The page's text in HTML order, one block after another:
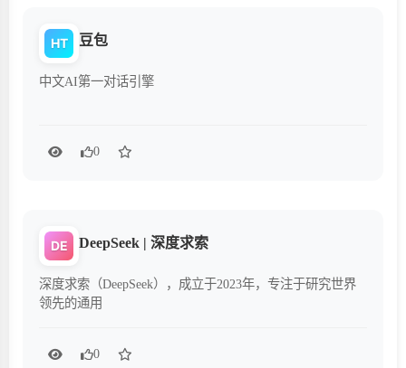
HT 豆包
中文AI第一对话引擎
0
DE DeepSeek | 深度求索
深度求索（DeepSeek），成立于2023年，专注于研究世界
领先的通用
0